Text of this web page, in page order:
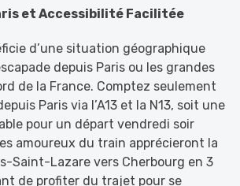
et Accessibilité Facilitée
d’une situation géographique
depuis Paris ou les grandes
de la France. Comptez seulement
Paris via l’A13 et la N13, soit une
pour un départ vendredi soir
amoureux du train apprécieront la
Saint-Lazare vers Cherbourg en 3
de profiter du trajet pour se